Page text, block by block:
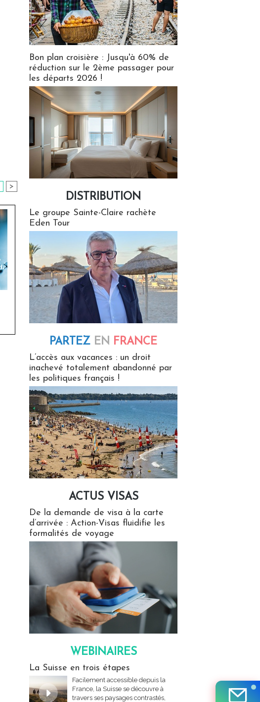
>
Bon plan croisière : Jusqu'à 60% de
réduction sur le 2ème passager pour
les départs 2026 !
DISTRIBUTION
Le groupe Sainte-Claire rachète
Eden Tour
PARTEZ EN FRANCE
L’accès aux vacances : un droit
inachevé totalement abandonné par
les politiques français !
ACTUS VISAS
De la demande de visa à la carte
d’arrivée : Action-Visas fluidifie les
formalités de voyage
WEBINAIRES
La Suisse en trois étapes
Facilement accessible depuis la
France, la Suisse se découvre à
travers ses paysages contrastés,